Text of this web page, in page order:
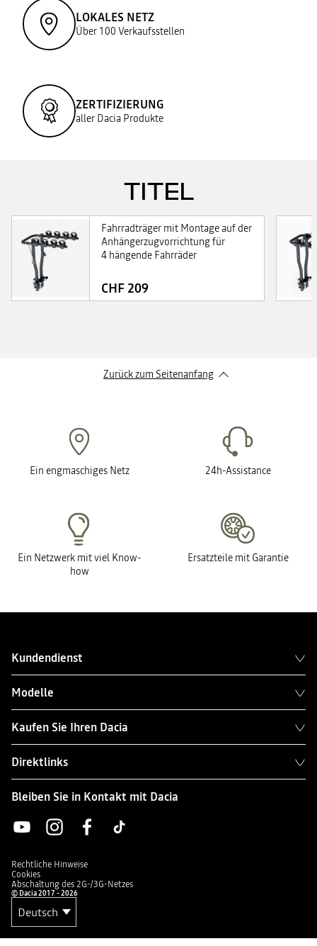
LOKALES NETZ
Über 100 Verkaufsstellen
ZERTIFIZIERUNG
aller Dacia Produkte
TITEL
Fahrradträger mit Montage auf der
Anhängerzugvorrichtung für
4 hängende Fahrräder
CHF 209
Zurück zum Seitenanfang
Ein engmaschiges Netz 24h-Assistance
Ein Netzwerk mit viel Know-
how
Ersatzteile mit Garantie
Kundendienst
Modelle
Kaufen Sie Ihren Dacia
Direktlinks
Bleiben Sie in Kontakt mit Dacia
Rechtliche Hinweise
Cookies
Abschaltung des 2G-/3G-Netzes
© Dacia 2017 - 2026